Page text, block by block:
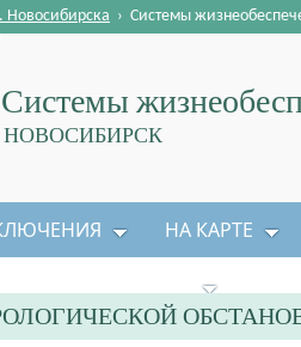
Системы
НОВОСИБИРСК
Новосибирска › Системы
НА КАРТЕ